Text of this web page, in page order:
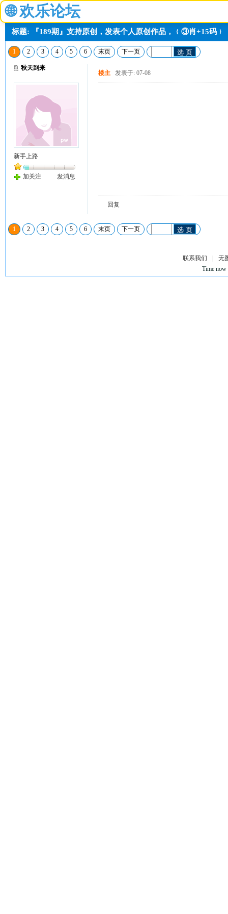
🌐 欢乐论坛
标题: 『189期』支持原创，发表个人原创作品，﹛③肖+15码﹜
1 2 3 4 5 6 末页 下一页 选 页
秋天到来
新手上路
加关注 发消息
楼主 发表于: 07-08
回复
1 2 3 4 5 6 末页 下一页 选 页
联系我们
无
Time now